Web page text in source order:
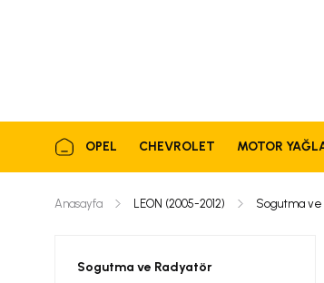
OPEL CHEVROLET MOTOR
Anasayfa LEON (2005-2012) Sogutma
Sogutma ve Radyatör